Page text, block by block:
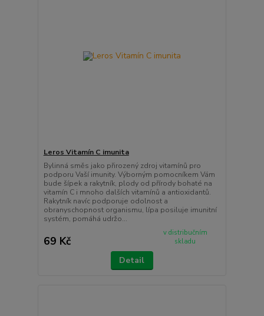
Leros Vitamín C imunita
Bylinná směs jako přirozený zdroj vitamínů pro
podporu Vaší imunity. Výborným pomocníkem Vám
bude šípek a rakytník, plody od přírody bohaté na
vitamín C i mnoho dalších vitamínů a antioxidantů.
Rakytník navíc podporuje odolnost a
obranyschopnost organismu, lípa posiluje imunitní
systém, pomáhá udržo...
69 Kč
v distribučním
skladu
Detail